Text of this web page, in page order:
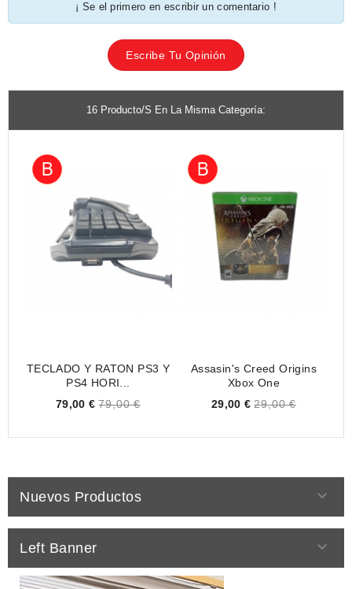
¡ Se el primero en escribir un comentario !
Escribe Tu Opinión
16 Producto/s En La Misma Categoría:
TECLADO Y RATON PS3 Y
PS4 HORI...
Price
79,00 € 79,00 €
Assasin's Creed Origins
Xbox One
Price
29,00 € 29,00 €
Nuevos Productos 
Left Banner 